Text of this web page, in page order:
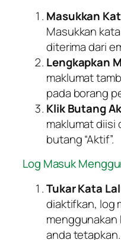
Masukkan
Masukkan
diterima dari
Lengkapkan
maklumat
pada borang
Klik Butang
maklumat diisi
butang “Aktif”.
Log Masuk
Tukar Kata
diaktifkan, log
menggunakan
anda tetapkan.